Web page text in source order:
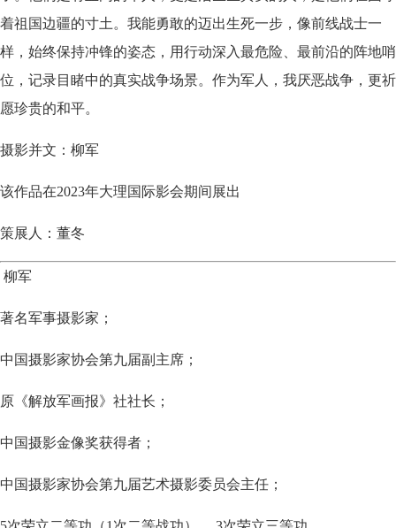
着祖国边疆的寸土。我能勇敢的迈出生死一步，像前线战士一
样，始终保持冲锋的姿态，用行动深入最危险、最前沿的阵地哨
位，记录目睹中的真实战争场景。作为军人，我厌恶战争，更祈
愿珍贵的和平。
摄影并文：柳军
该作品在2023年大理国际影会期间展出
策展人：董冬
柳军
著名军事摄影家；
中国摄影家协会第九届副主席；
原《解放军画报》社社长；
中国摄影金像奖获得者；
中国摄影家协会第九届艺术摄影委员会主任；